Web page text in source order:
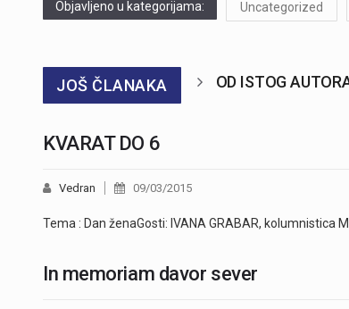
Objavljeno u kategorijama: Uncategorized
JOŠ ČLANAKA OD ISTOG
KVARAT DO 6
Vedran 09/03/2015
Tema : Dan ženaGosti: IVANA GRABAR, kolumnistica
In memoriam davor sever